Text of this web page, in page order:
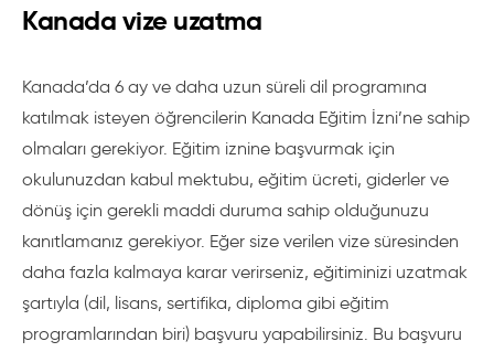
Kanada vize uzatma
Kanada’da 6 ay ve daha uzun süreli dil programına
katılmak isteyen öğrencilerin Kanada Eğitim İzni’ne sahip
olmaları gerekiyor. Eğitim iznine başvurmak için
okulunuzdan kabul mektubu, eğitim ücreti, giderler ve
dönüş için gerekli maddi duruma sahip olduğunuzu
kanıtlamanız gerekiyor. Eğer size verilen vize süresinden
daha fazla kalmaya karar verirseniz, eğitiminizi uzatmak
şartıyla (dil, lisans, sertifika, diploma gibi eğitim
programlarından biri) başvuru yapabilirsiniz. Bu başvuru